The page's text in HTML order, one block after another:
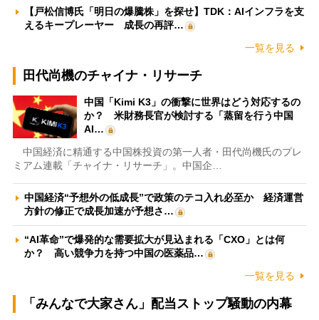
【戸松信博氏「明日の爆騰株」を探せ】TDK：AIインフラを支
えるキープレーヤー 成長の再評…
一覧を見る
田代尚機のチャイナ・リサーチ
中国「Kimi K3」の衝撃に世界はどう対応するの
か？ 米財務長官が検討する「蒸留を行う中国
AI…
中国経済に精通する中国株投資の第一人者・田代尚機氏のプレ
ミアム連載「チャイナ・リサーチ」。中国企…
中国経済“予想外の低成長”で政策のテコ入れ必至か 経済運営
方針の修正で成長加速が予想さ…
“AI革命”で爆発的な需要拡大が見込まれる「CXO」とは何
か？ 高い競争力を持つ中国の医薬品…
一覧を見る
「みんなで大家さん」配当ストップ騒動の内幕